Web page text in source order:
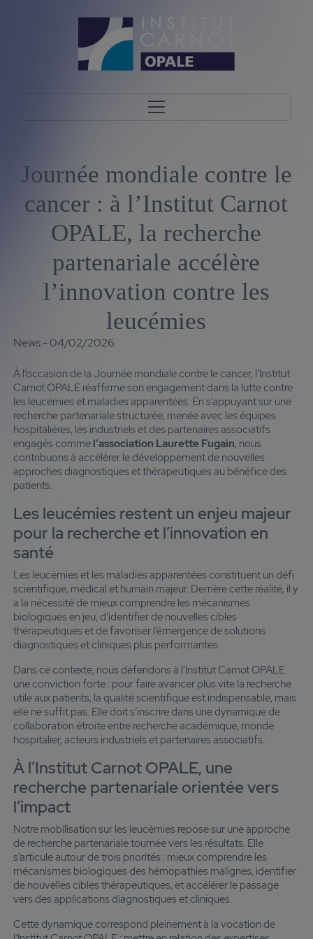
Journée mondiale contre le
cancer : à l’Institut Carnot
OPALE, la recherche
partenariale accélère
l’innovation contre les
leucémies
News - 04/02/2026
À l’occasion de la Journée mondiale contre le cancer, l’Institut
Carnot OPALE réaffirme son engagement dans la lutte contre
les leucémies et maladies apparentées. En s’appuyant sur une
recherche partenariale structurée, menée avec les équipes
hospitalières, les industriels et des partenaires associatifs
engagés comme l’association Laurette Fugain, nous
contribuons à accélérer le développement de nouvelles
approches diagnostiques et thérapeutiques au bénéfice des
patients.
Les leucémies restent un enjeu majeur
pour la recherche et l’innovation en
santé
Les leucémies et les maladies apparentées constituent un défi
scientifique, médical et humain majeur. Derrière cette réalité, il y
a la nécessité de mieux comprendre les mécanismes
biologiques en jeu, d’identifier de nouvelles cibles
thérapeutiques et de favoriser l’émergence de solutions
diagnostiques et cliniques plus performantes.
Dans ce contexte, nous défendons à l’Institut Carnot OPALE
une conviction forte : pour faire avancer plus vite la recherche
utile aux patients, la qualité scientifique est indispensable, mais
elle ne suffit pas. Elle doit s’inscrire dans une dynamique de
collaboration étroite entre recherche académique, monde
hospitalier, acteurs industriels et partenaires associatifs.
À l’Institut Carnot OPALE, une
recherche partenariale orientée vers
l’impact
Notre mobilisation sur les leucémies repose sur une approche
de recherche partenariale tournée vers les résultats. Elle
s’articule autour de trois priorités : mieux comprendre les
mécanismes biologiques des hémopathies malignes, identifier
de nouvelles cibles thérapeutiques, et accélérer le passage
vers des applications diagnostiques et cliniques.
Cette dynamique correspond pleinement à la vocation de